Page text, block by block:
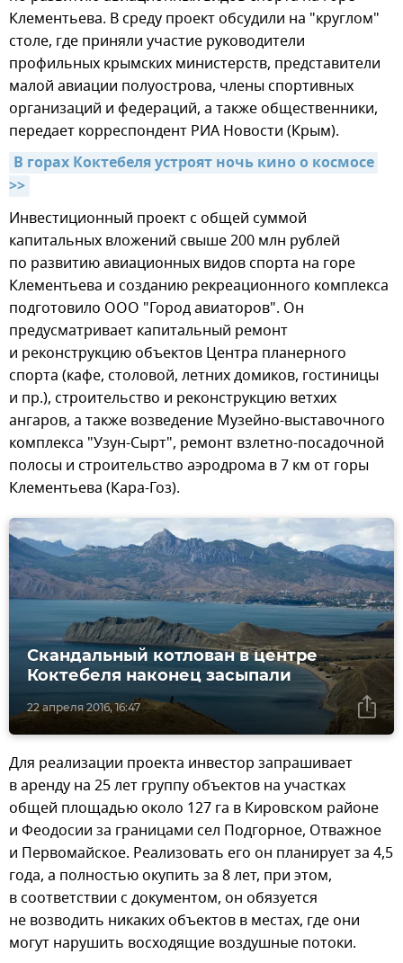
Клементьева. В среду проект обсудили на "круглом"
столе, где приняли участие руководители
профильных крымских министерств, представители
малой авиации полуострова, члены спортивных
организаций и федераций, а также общественники,
передает корреспондент РИА Новости (Крым).
В горах Коктебеля устроят ночь кино о космосе
>>
Инвестиционный проект с общей суммой
капитальных вложений свыше 200 млн рублей
по развитию авиационных видов спорта на горе
Клементьева и созданию рекреационного комплекса
подготовило ООО "Город авиаторов". Он
предусматривает капитальный ремонт
и реконструкцию объектов Центра планерного
спорта (кафе, столовой, летних домиков, гостиницы
и пр.), строительство и реконструкцию ветхих
ангаров, а также возведение Музейно-выставочного
комплекса "Узун-Сырт", ремонт взлетно-посадочной
полосы и строительство аэродрома в 7 км от горы
Клементьева (Кара-Гоз).
22 апреля 2016, 16:47
Скандальный котлован в центре
Коктебеля наконец засыпали
Для реализации проекта инвестор запрашивает
в аренду на 25 лет группу объектов на участках
общей площадью около 127 га в Кировском районе
и Феодосии за границами сел Подгорное, Отважное
и Первомайское. Реализовать его он планирует за 4,5
года, а полностью окупить за 8 лет, при этом,
в соответствии с документом, он обязуется
не возводить никаких объектов в местах, где они
могут нарушить восходящие воздушные потоки.